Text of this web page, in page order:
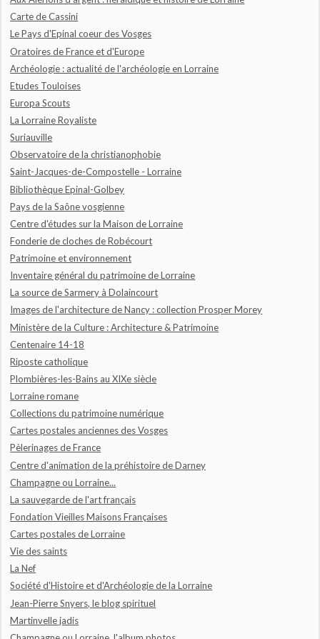
Carte de Cassini
Le Pays d'Epinal coeur des Vosges
Oratoires de France et d'Europe
Archéologie : actualité de l'archéologie en Lorraine
Etudes Touloises
Europa Scouts
La Lorraine Royaliste
Suriauville
Observatoire de la christianophobie
Saint-Jacques-de-Compostelle - Lorraine
Bibliothèque Epinal-Golbey
Pays de la Saône vosgienne
Centre d'études sur la Maison de Lorraine
Fonderie de cloches de Robécourt
Patrimoine et environnement
Inventaire général du patrimoine de Lorraine
La source de Sarmery à Dolaincourt
Images de l'architecture de Nancy : collection Prosper Morey
Ministère de la Culture : Architecture & Patrimoine
Centenaire 14-18
Riposte catholique
Plombières-les-Bains au XIXe siècle
Lorraine romane
Collections du patrimoine numérique
Cartes postales anciennes des Vosges
Pèlerinages de France
Centre d'animation de la préhistoire de Darney
Champagne ou Lorraine...
La sauvegarde de l'art français
Fondation Vieilles Maisons Françaises
Cartes postales de Lorraine
Vie des saints
La Nef
Société d'Histoire et d'Archéologie de la Lorraine
Jean-Pierre Snyers, le blog spirituel
Martinvelle jadis